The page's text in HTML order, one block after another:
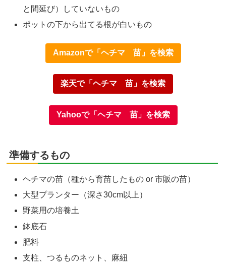
と間延び）していないもの
ポットの下から出てる根が白いもの
Amazonで「ヘチマ 苗」を検索
楽天で「ヘチマ 苗」を検索
Yahooで「ヘチマ 苗」を検索
準備するもの
ヘチマの苗（種から育苗したもの or 市販の苗）
大型プランター（深さ30cm以上）
野菜用の培養土
鉢底石
肥料
支柱、つるものネット、麻紐